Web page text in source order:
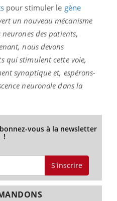
pour stimuler le gène
un nouveau mécanisme
des patients,
nous devons
qui stimulent cette voie,
synaptique et, espérons-
neuronale dans la
vous à la newsletter
!
S'inscrire